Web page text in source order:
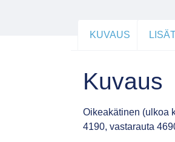
KUVAUS
Kuvaus
Oikeakätinen (ulkoa
4190, vastarauta